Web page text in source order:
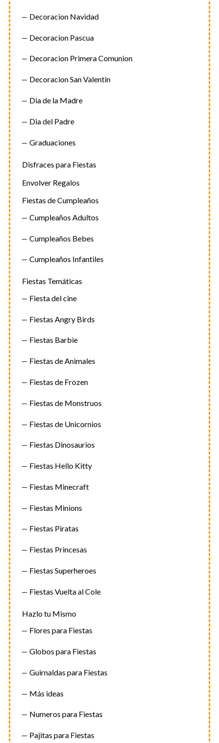
Decoracion Navidad
Decoracion Pascua
Decoracion Primera Comunion
Decoracion San Valentin
Dia de la Madre
Dia del Padre
Graduaciones
Disfraces para Fiestas
Envolver Regalos
Fiestas de Cumpleaños
Cumpleaños Adultos
Cumpleaños Bebes
Cumpleaños Infantiles
Fiestas Temáticas
Fiesta del cine
Fiestas Angry Birds
Fiestas Barbie
Fiestas de Animales
Fiestas de Frozen
Fiestas de Monstruos
Fiestas de Unicornios
Fiestas Dinosaurios
Fiestas Hello Kitty
Fiestas Minecraft
Fiestas Minions
Fiestas Piratas
Fiestas Princesas
Fiestas Superheroes
Fiestas Vuelta al Cole
Hazlo tu Mismo
Flores para Fiestas
Globos para Fiestas
Guirnaldas para Fiestas
Más ideas
Numeros para Fiestas
Pajitas para Fiestas
r